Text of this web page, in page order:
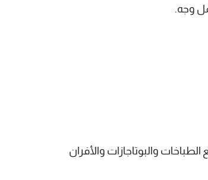
وجه.
والبوتاجازات والأفران